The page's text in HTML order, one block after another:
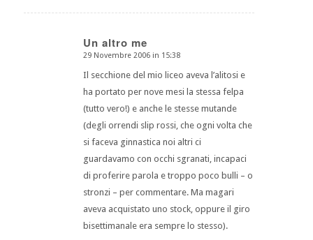
Un altro me
dice:
29 Novembre 2006 in 15:38
Il secchione del mio liceo aveva l’alitosi e
ha portato per nove mesi la stessa felpa
(tutto vero!) e anche le stesse mutande
(degli orrendi slip rossi, che ogni volta che
si faceva ginnastica noi altri ci
guardavamo con occhi sgranati, incapaci
di proferire parola e troppo poco bulli – o
stronzi – per commentare. Ma magari
aveva acquistato uno stock, oppure il giro
bisettimanale era sempre lo stesso).